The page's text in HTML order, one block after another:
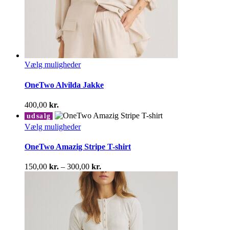
Vælg mulighederDette
har
flere
kan
vælges
varesiden
OneTwo Alvilda Jakke
400,00 kr.
udsalg
Vælg mulighederDette
har
flere
varianter.
Mulighederne
kan
vælges
på
varesiden
OneTwo Amazig Stripe T-shirt
150,00 kr. – 300,00 kr.
150,00 kr.
til
300,00 kr.